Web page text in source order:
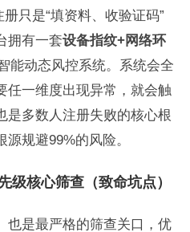
只是“填资料、收验证码”
拥有一套设备指纹+网络环
能动态风控系统。系统会全
任一维度出现异常，就会触
是多数人注册失败的核心根
规避99%的风险。
级核心筛查（致命坑点）
也是最严格的筛查关口，优